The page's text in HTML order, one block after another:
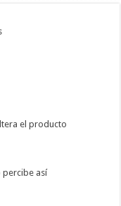
el producto
percibe así